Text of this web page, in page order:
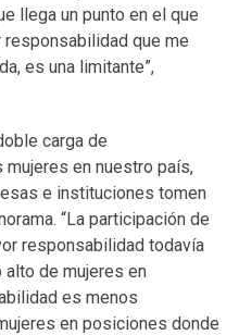
llega un punto en el que
que me
es una limitante”,
carga de
en nuestro país,
e instituciones tomen
“La participación de
responsabilidad todavía
alto de mujeres en
es menos
en posiciones donde